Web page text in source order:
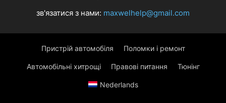
зв'язатися з нами: maxwelhelp@gmail.com
Пристрій автомобіля Поломки і ремонт
Автомобільні хитрощі Правові питання Тюнінг
Nederlands